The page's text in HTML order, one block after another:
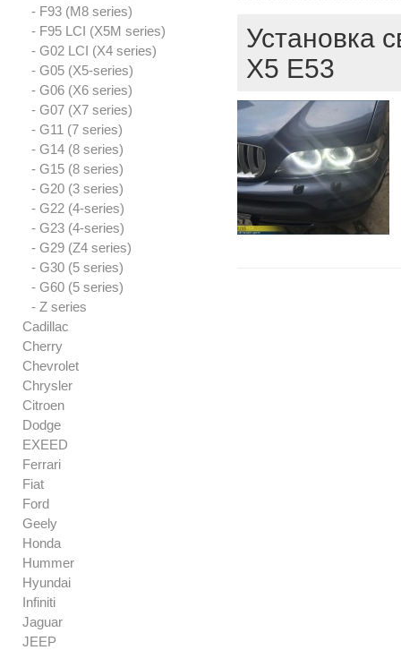
- F93 (M8 series)
- F95 LCI (X5M series)
- G02 LCI (X4 series)
- G05 (X5-series)
- G06 (X6 series)
- G07 (X7 series)
- G11 (7 series)
- G14 (8 series)
- G15 (8 series)
- G20 (3 series)
- G22 (4-series)
- G23 (4-series)
- G29 (Z4 series)
- G30 (5 series)
- G60 (5 series)
- Z series
Cadillac
Cherry
Chevrolet
Chrysler
Citroen
Dodge
EXEED
Ferrari
Fiat
Ford
Geely
Honda
Hummer
Hyundai
Infiniti
Jaguar
JEEP
Установка
X5 E53